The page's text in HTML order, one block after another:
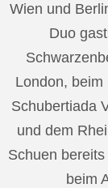
Wien und
Duo
London, beim
Schubertiada
und dem
Schuen
beim